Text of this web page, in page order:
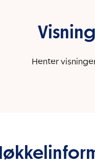
Visning
Henter